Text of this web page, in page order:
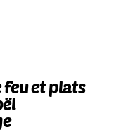
feu et plats